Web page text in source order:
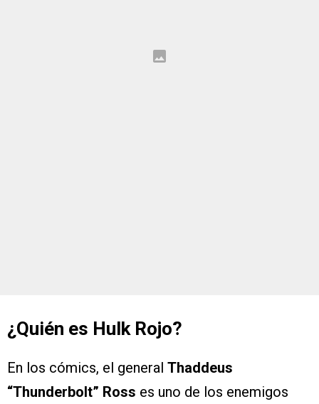
¿Quién es Hulk Rojo?
En los cómics, el general Thaddeus
“Thunderbolt” Ross es uno de los enemigos